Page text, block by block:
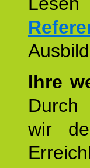
Ihre
Durch
wir